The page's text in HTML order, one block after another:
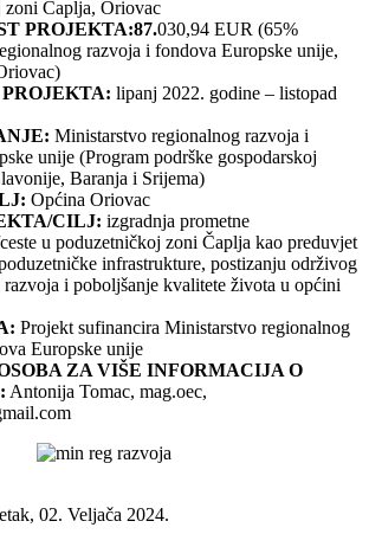
zoni Čaplja, Oriovac
PROJEKTA:87.030,94 EUR (65%
razvoja i fondova Europske unije,
lipanj 2022. godine – listopad
Ministarstvo regionalnog razvoja i
unije (Program podrške gospodarskoj
Baranja i Srijema)
Općina Oriovac
CILJ: izgradnja prometne
u poduzetničkoj zoni Čaplja kao preduvjet
infrastrukture, postizanju održivog
razvoja i poboljšanje kvalitete života u općini
Projekt sufinancira Ministarstvo regionalnog
Europske unije
ZA VIŠE INFORMACIJA O
Antonija Tomac, mag.oec,
02. Veljača 2024.